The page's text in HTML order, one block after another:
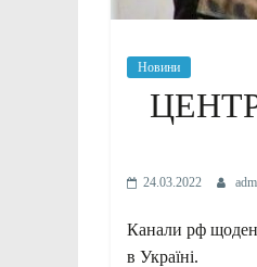
Новини
24.03.2022
Канали рф
в Україні.